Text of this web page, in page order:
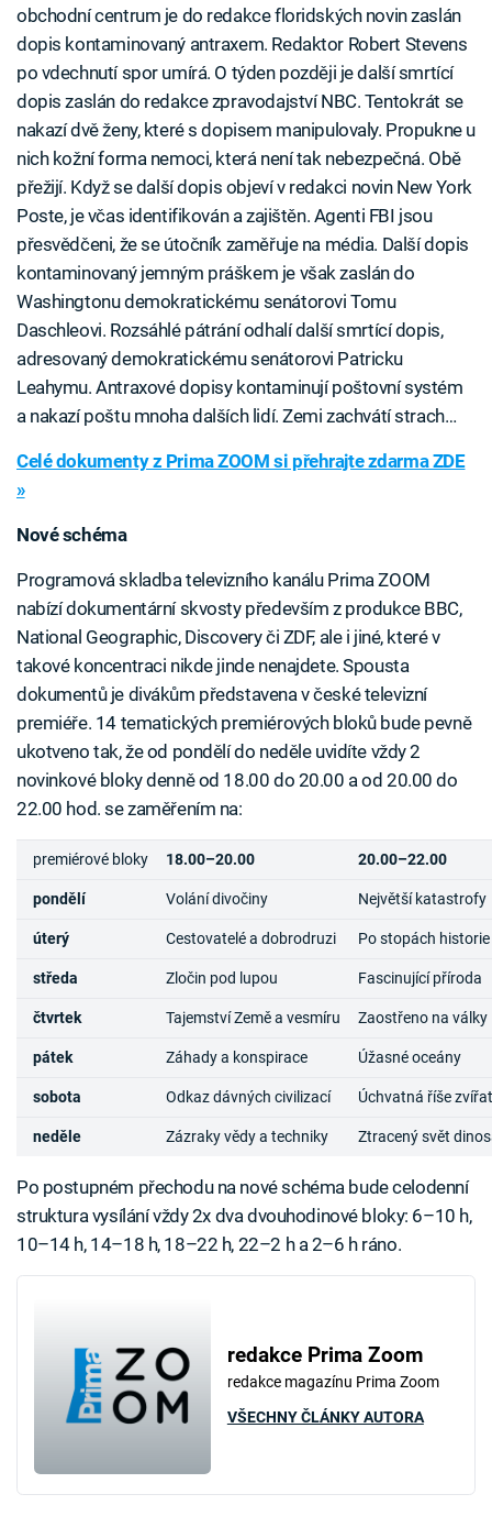
obchodní centrum je do redakce floridských novin zaslán
dopis kontaminovaný antraxem. Redaktor Robert Stevens
po vdechnutí spor umírá. O týden později je další smrtící
dopis zaslán do redakce zpravodajství NBC. Tentokrát se
nakazí dvě ženy, které s dopisem manipulovaly. Propukne u
nich kožní forma nemoci, která není tak nebezpečná. Obě
přežijí. Když se další dopis objeví v redakci novin New York
Poste, je včas identifikován a zajištěn. Agenti FBI jsou
přesvědčeni, že se útočník zaměřuje na média. Další dopis
kontaminovaný jemným práškem je však zaslán do
Washingtonu demokratickému senátorovi Tomu
Daschleovi. Rozsáhlé pátrání odhalí další smrtící dopis,
adresovaný demokratickému senátorovi Patricku
Leahymu. Antraxové dopisy kontaminují poštovní systém
a nakazí poštu mnoha dalších lidí. Zemi zachvátí strach…
Celé dokumenty z Prima ZOOM si přehrajte zdarma ZDE
»
Nové schéma
Programová skladba televizního kanálu Prima ZOOM
nabízí dokumentární skvosty především z produkce BBC,
National Geographic, Discovery či ZDF, ale i jiné, které v
takové koncentraci nikde jinde nenajdete. Spousta
dokumentů je divákům představena v české televizní
premiéře. 14 tematických premiérových bloků bude pevně
ukotveno tak, že od pondělí do neděle uvidíte vždy 2
novinkové bloky denně od 18.00 do 20.00 a od 20.00 do
22.00 hod. se zaměřením na:
premiérové bloky 18.00–20.00 20.00–22.00
pondělí Volání divočiny Největší katastrofy
úterý Cestovatelé a dobrodruzi Po stopách historie
středa Zločin pod lupou Fascinující příroda
čtvrtek Tajemství Země a vesmíru Zaostřeno na války
pátek Záhady a konspirace Úžasné oceány
sobota Odkaz dávných civilizací Úchvatná říše zvířat
neděle Zázraky vědy a techniky Ztracený svět
Po postupném přechodu na nové schéma bude celodenní
struktura vysílání vždy 2x dva dvouhodinové bloky: 6–10 h,
10–14 h, 14–18 h, 18–22 h, 22–2 h a 2–6 h ráno.
redakce Prima Zoom
redakce magazínu Prima Zoom
VŠECHNY ČLÁNKY AUTORA